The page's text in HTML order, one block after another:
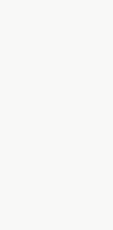
на
что это
и